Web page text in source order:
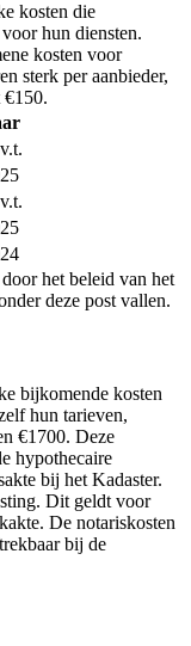
kosten die
hun diensten.
kosten voor
sterk per aanbieder,
€150.
het beleid van het
deze post vallen.
bijkomende kosten
hun tarieven,
€1700. Deze
hypothecaire
bij het Kadaster.
Dit geldt voor
De notariskosten
bij de